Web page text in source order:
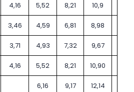
4,16 5,52 8,21 10,9
3,46 4,59 6,81 8,98
3,71 4,93 7,32 9,67
4,16 5,52 8,21 10,90
6,16 9,17 12,14